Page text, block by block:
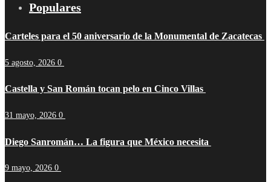
Populares
Carteles para el 50 aniversario de la Monumental de Zacatecas
5 agosto, 2026 0
Castella y San Román tocan pelo en Cinco Villas
31 mayo, 2026 0
Diego Sanromán… La figura que México necesita
9 mayo, 2026 0